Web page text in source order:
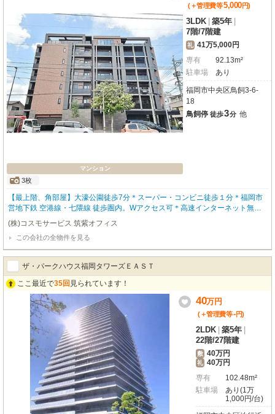
マンション
3枚
(＋管理費等5,000円)
3LDK 築5年
7階/7階建
礼 41万5,000円
専有
92.13m²
駐車場
あり
福岡市中央区鳥飼3-6-
18
鳥飼停 徒歩3分 他
【最上階、角部屋】大濠公園徒歩7分＊スーパー・コンビニ徒歩１分＊福岡市
営地下鉄 空港線・七隈線 徒歩圏内。Wアクセス可＊高速インターネット無料
＊非接触型エレベーター導入＊エントランス・各戸玄関ハンズフリーキー＊防
災備蓄倉庫完備＊シャッターゲート付き駐車区画有り 【初期費用カード決済
対応可能です】 大野城店、博多店（TEL:092-474-3303）どちらの店舗でもご
案内できます。お気軽にお問い合わせください。 ※室内写真と間取りは現状優
先でお願いします。
(株)コスモサービス 筑紫オフィス
この会社の全物件を見る
ザ・パークハウス福岡タワーズＥＡＳＴ
ここ最近で35回 見られています！
40万円
(＋管理費等-円)
2LDK 築5年
22階/27階建
敷 40万円
礼 40万円
専有
102.48m²
駐車場
あり(1万
1,000円/台)